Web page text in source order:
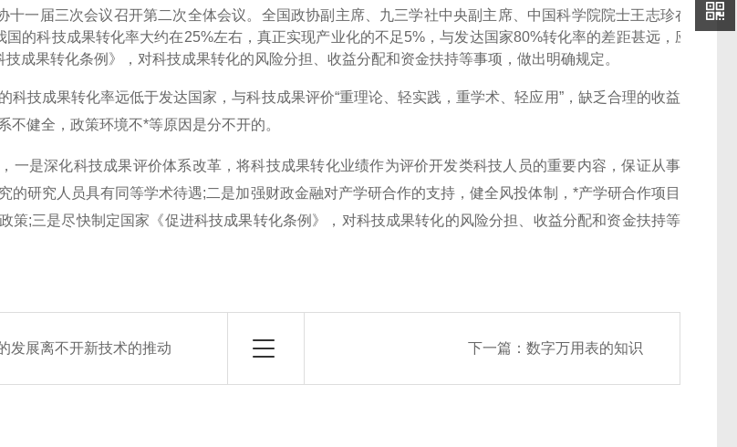
十一届三次会议召开第二次全体会议。全国政协副主席、九三学社中央副主席、中国科学院院士王志珍在
国的科技成果转化率大约在25%左右，真正实现产业化的不足5%，与发达国家80%转化率的差距甚远，应
成果转化条例》，对科技成果转化的风险分担、收益分配和资金扶持等事项，做出明确规定。
技成果转化率远低于发达国家，与科技成果评价“重理论、轻实践，重学术、轻应用”，缺乏合理的收益
不健全，政策环境不*等原因是分不开的。
是深化科技成果评价体系改革，将科技成果转化业绩作为评价开发类科技人员的重要内容，保证从事
的研究人员具有同等学术待遇;二是加强财政金融对产学研合作的支持，健全风投体制，*产学研合作项目
策;三是尽快制定国家《促进科技成果转化条例》，对科技成果转化的风险分担、收益分配和资金扶持等
发展离不开新技术的推动 下一篇： 数字万用表的知识